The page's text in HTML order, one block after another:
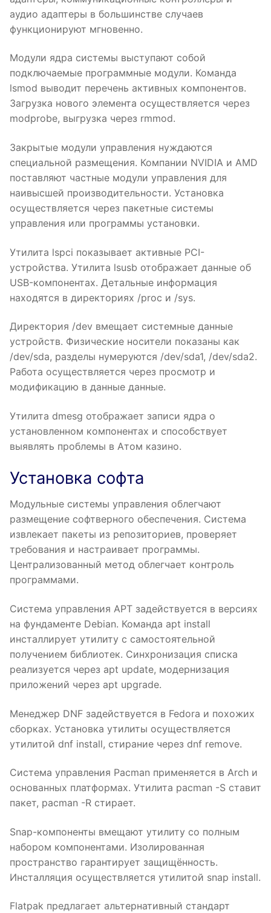
аудио адаптеры в большинстве случаев
функционируют мгновенно.
Модули ядра системы выступают собой
подключаемые программные модули. Команда
lsmod выводит перечень активных компонентов.
Загрузка нового элемента осуществляется через
modprobe, выгрузка через rmmod.
Закрытые модули управления нуждаются
специальной размещения. Компании NVIDIA и AMD
поставляют частные модули управления для
наивысшей производительности. Установка
осуществляется через пакетные системы
управления или программы установки.
Утилита lspci показывает активные PCI-
устройства. Утилита lsusb отображает данные об
USB-компонентах. Детальные информация
находятся в директориях /proc и /sys.
Директория /dev вмещает системные данные
устройств. Физические носители показаны как
/dev/sda, разделы нумеруются /dev/sda1, /dev/sda2.
Работа осуществляется через просмотр и
модификацию в данные данные.
Утилита dmesg отображает записи ядра о
установленном компонентах и способствует
выявлять проблемы в Aтом казино.
Установка софта
Модульные системы управления облегчают
размещение софтверного обеспечения. Система
извлекает пакеты из репозиториев, проверяет
требования и настраивает программы.
Централизованный метод облегчает контроль
программами.
Система управления APT задействуется в версиях
на фундаменте Debian. Команда apt install
инсталлирует утилиту с самостоятельной
получением библиотек. Синхронизация списка
реализуется через apt update, модернизация
приложений через apt upgrade.
Менеджер DNF задействуется в Fedora и похожих
сборках. Установка утилиты осуществляется
утилитой dnf install, стирание через dnf remove.
Система управления Pacman применяется в Arch и
основанных платформах. Утилита pacman -S ставит
пакет, pacman -R стирает.
Snap-компоненты вмещают утилиту со полным
набором компонентами. Изолированная
пространство гарантирует защищённость.
Инсталляция осуществляется утилитой snap install.
Flatpak предлагает альтернативный стандарт